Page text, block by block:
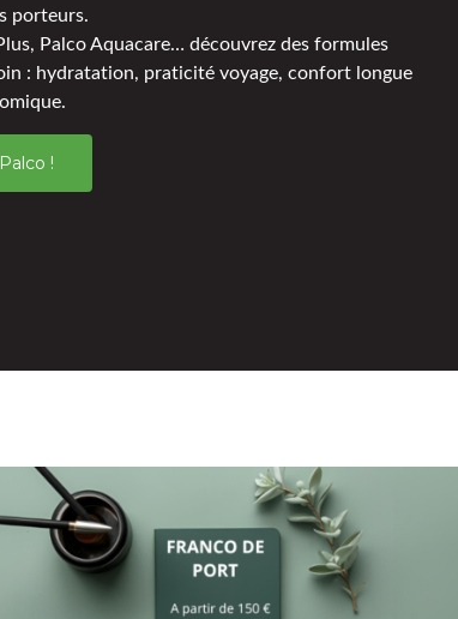
porteurs.
Palco Aquacare… découvrez des formules
: hydratation, praticité voyage, confort longue
!